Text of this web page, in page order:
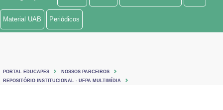
Ministério de Minas e Energia
Ministério do Turismo
Material UAB Periódicos
PORTAL EDUCAPES
NOSSOS PARCEIROS
REPOSITÓRIO INSTITUCIONAL - UFPA MULTIMÍDIA